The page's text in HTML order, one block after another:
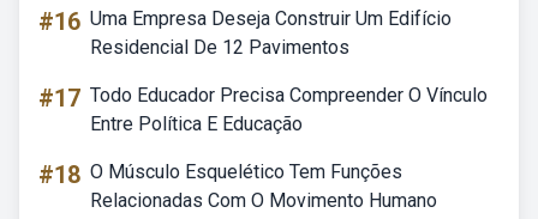
#16 Uma Empresa Deseja Construir Um Edifício
Residencial De 12 Pavimentos
#17 Todo Educador Precisa Compreender O Vínculo
Entre Política E Educação
#18 O Músculo Esquelético Tem Funções
Relacionadas Com O Movimento Humano